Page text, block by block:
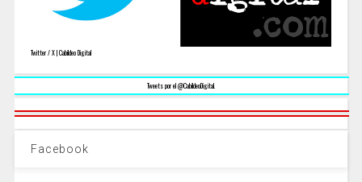
Twitter / X | Cabildeo Digital
Tweets por el @CabildeoDigital.
Facebook